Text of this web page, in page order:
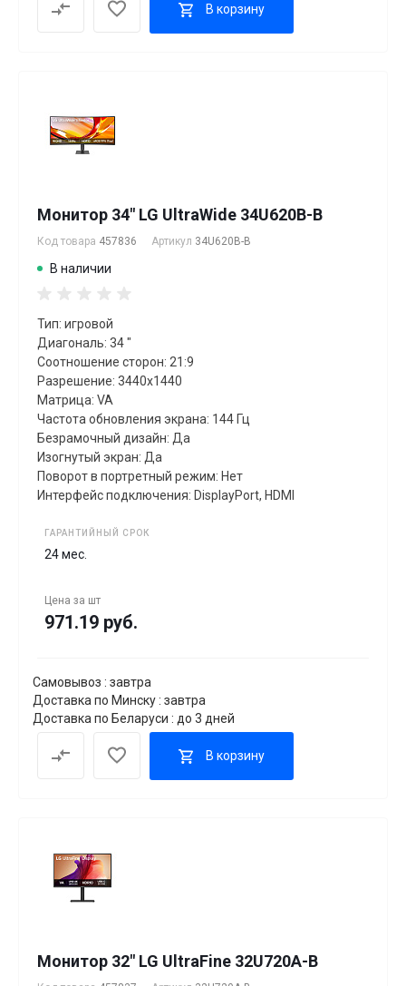
В корзину
Монитор 34" LG UltraWide 34U620B-B
Код товара 457836 Артикул 34U620B-B
В наличии
Тип: игровой
Диагональ: 34 "
Соотношение сторон: 21:9
Разрешение: 3440x1440
Матрица: VA
Частота обновления экрана: 144 Гц
Безрамочный дизайн: Да
Изогнутый экран: Да
Поворот в портретный режим: Нет
Интерфейс подключения: DisplayPort, HDMI
ГАРАНТИЙНЫЙ СРОК
24 мес.
Цена за шт
971.19 руб.
Самовывоз : завтра
Доставка по Минску : завтра
Доставка по Беларуси : до 3 дней
В корзину
Монитор 32" LG UltraFine 32U720A-B